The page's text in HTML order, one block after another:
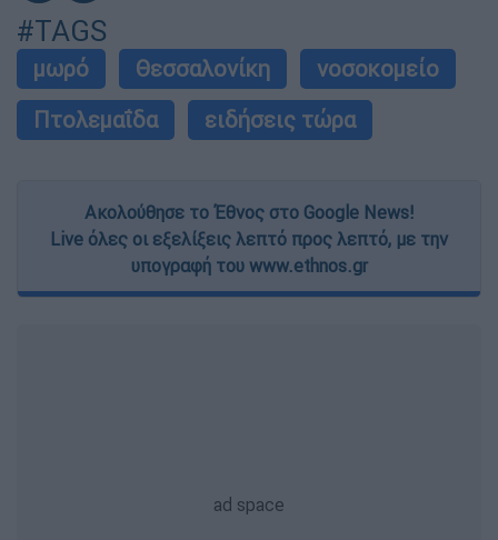
#TAGS
μωρό Θεσσαλονίκη
νοσοκομείο
Πτολεμαΐδα
ειδήσεις τώρα
Ακολούθησε το Έθνος στο Google News!
Live όλες οι εξελίξεις λεπτό προς λεπτό, με την
υπογραφή του www.ethnos.gr